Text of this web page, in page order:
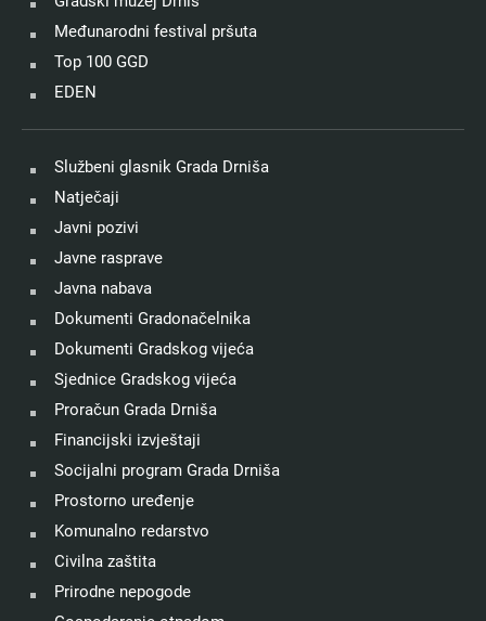
Međunarodni festival pršuta
Top 100 GGD
EDEN
Službeni glasnik Grada Drniša
Natječaji
Javni pozivi
Javne rasprave
Javna nabava
Dokumenti Gradonačelnika
Dokumenti Gradskog vijeća
Sjednice Gradskog vijeća
Proračun Grada Drniša
Financijski izvještaji
Socijalni program Grada Drniša
Prostorno uređenje
Komunalno redarstvo
Civilna zaštita
Prirodne nepogode